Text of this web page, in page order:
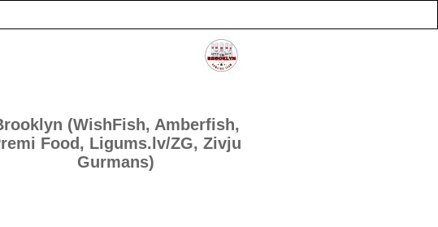
(WishFish, Amberfish,
Food, Ligums.lv/ZG, Zivju
Gurmans)